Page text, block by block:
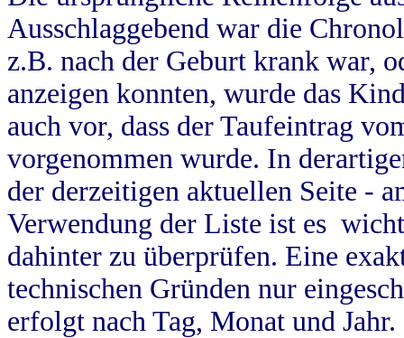
Ausschlaggebend war die
z.B. nach der Geburt krank war,
anzeigen konnten, wurde das
auch vor, dass der Taufeintrag
vorgenommen wurde. In
der derzeitigen aktuellen Seite -
Verwendung der Liste ist es
dahinter zu überprüfen. Eine
technischen Gründen nur
erfolgt nach Tag, Monat und Jahr.